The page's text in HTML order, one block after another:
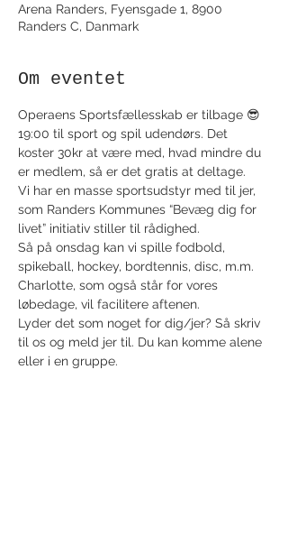
Arena Randers, Fyensgade 1, 8900
Randers C, Danmark
Om eventet
Operaens Sportsfællesskab er tilbage 😎
19:00 til sport og spil udendørs. Det
koster 30kr at være med, hvad mindre du
er medlem, så er det gratis at deltage.
Vi har en masse sportsudstyr med til jer,
som Randers Kommunes “Bevæg dig for
livet” initiativ stiller til rådighed.
Så på onsdag kan vi spille fodbold,
spikeball, hockey, bordtennis, disc, m.m.
Charlotte, som også står for vores
løbedage, vil facilitere aftenen.
Lyder det som noget for dig/jer? Så skriv
til os og meld jer til. Du kan komme alene
eller i en gruppe.